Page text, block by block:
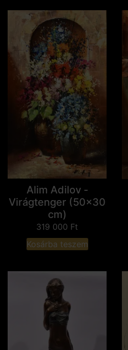
Alim Adilov -
Virágtenger (50x30
cm)
319 000 Ft
Kosárba teszem